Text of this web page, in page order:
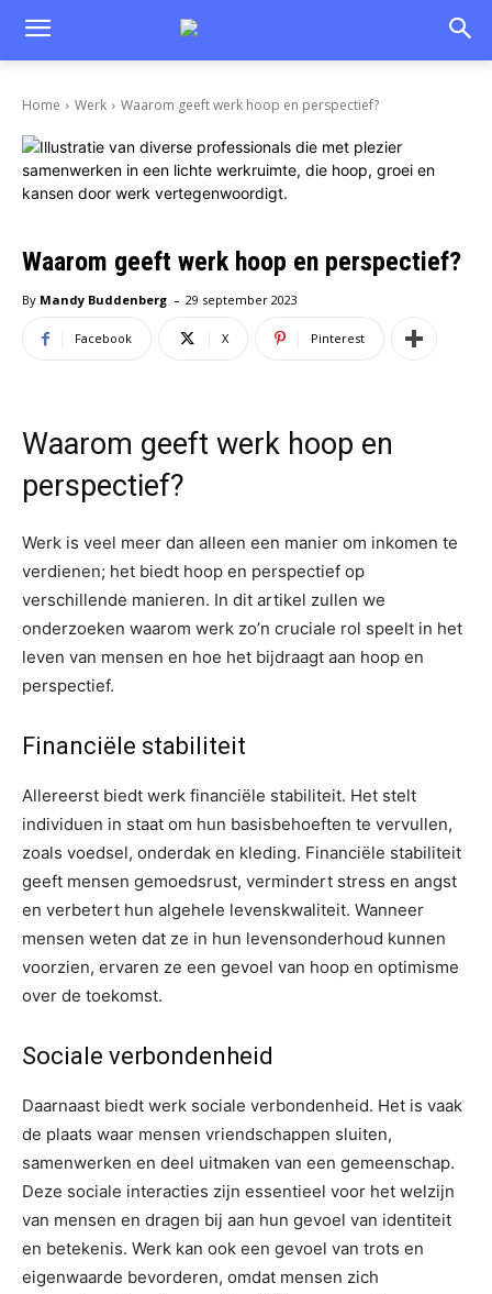
Home Werk Waarom geeft werk hoop en perspectief?
Waarom geeft werk hoop en perspectief?
By Mandy Buddenberg - 29 september 2023
Facebook X Pinterest
Waarom geeft werk hoop en
perspectief?
Werk is veel meer dan alleen een manier om inkomen te
verdienen; het biedt hoop en perspectief op
verschillende manieren. In dit artikel zullen we
onderzoeken waarom werk zo’n cruciale rol speelt in het
leven van mensen en hoe het bijdraagt aan hoop en
perspectief.
Financiële stabiliteit
Allereerst biedt werk financiële stabiliteit. Het stelt
individuen in staat om hun basisbehoeften te vervullen,
zoals voedsel, onderdak en kleding. Financiële stabiliteit
geeft mensen gemoedsrust, vermindert stress en angst
en verbetert hun algehele levenskwaliteit. Wanneer
mensen weten dat ze in hun levensonderhoud kunnen
voorzien, ervaren ze een gevoel van hoop en optimisme
over de toekomst.
Sociale verbondenheid
Daarnaast biedt werk sociale verbondenheid. Het is vaak
de plaats waar mensen vriendschappen sluiten,
samenwerken en deel uitmaken van een gemeenschap.
Deze sociale interacties zijn essentieel voor het welzijn
van mensen en dragen bij aan hun gevoel van identiteit
en betekenis. Werk kan ook een gevoel van trots en
eigenwaarde bevorderen, omdat mensen zich